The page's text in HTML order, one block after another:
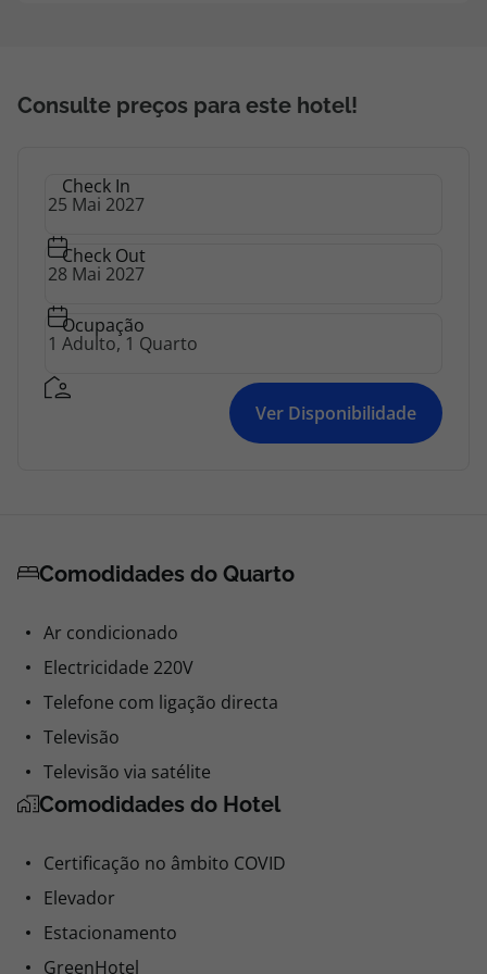
Consulte preços para este hotel!
Check In
Check Out
Ocupação
Ver Disponibilidade
Comodidades do Quarto
Ar condicionado
Electricidade 220V
Telefone com ligação directa
Televisão
Televisão via satélite
Comodidades do Hotel
Certificação no âmbito COVID
Elevador
Estacionamento
GreenHotel